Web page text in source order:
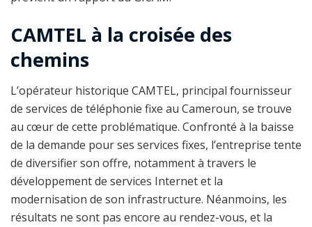
CAMTEL à la croisée des
chemins
L’opérateur historique CAMTEL, principal fournisseur
de services de téléphonie fixe au Cameroun, se trouve
au cœur de cette problématique. Confronté à la baisse
de la demande pour ses services fixes, l’entreprise tente
de diversifier son offre, notamment à travers le
développement de services Internet et la
modernisation de son infrastructure. Néanmoins, les
résultats ne sont pas encore au rendez-vous, et la